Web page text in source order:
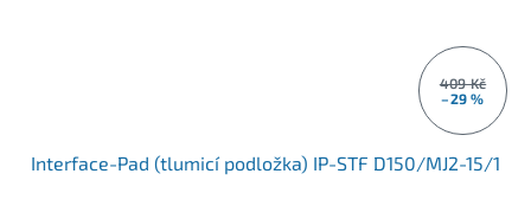
409 Kč
–29 %
Interface-Pad (tlumicí podložka) IP-STF D150/MJ2-15/1